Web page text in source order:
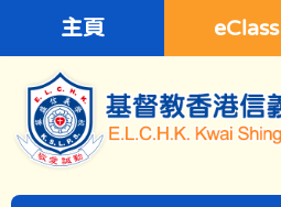
主頁 eClass